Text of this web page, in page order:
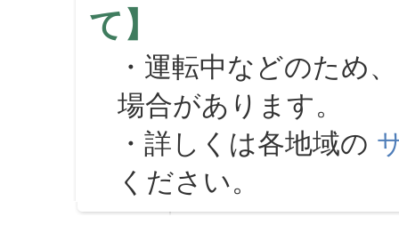
て】
・運転中などのため
場合があります。
・詳しくは各地域の
ください。